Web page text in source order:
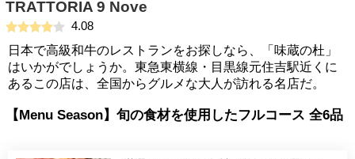
TRATTORIA 9 Nove
4.08
日本で高級和牛のレストランをお探しなら、「味蔵の杜」
はいかがでしょうか。東急東横線・目黒線元住吉駅近くに
あるこの店は、全国からグルメな大人が訪れる名店だ。
【Menu Season】旬の食材を使用したフルコース 全6品